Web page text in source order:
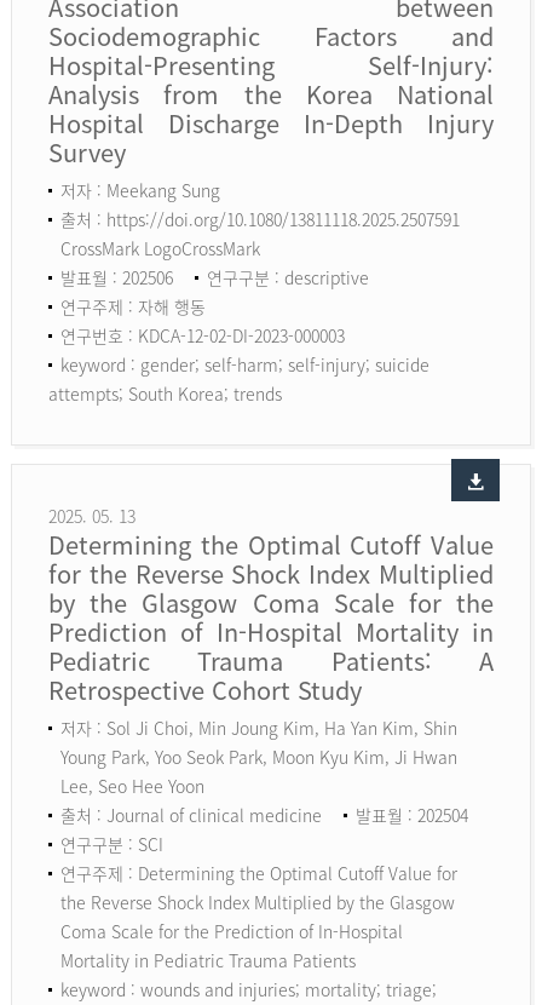
Sociodemographic Factors and
Hospital-Presenting Self-Injury:
Analysis from the Korea National
Hospital Discharge In-Depth Injury
Survey
저자 : Meekang Sung
출처 : https://doi.org/10.1080/13811118.2025.2507591
CrossMark LogoCrossMark
발표월 : 202506
연구구분 : descriptive
연구주제 : 자해 행동
연구번호 : KDCA-12-02-DI-2023-000003
keyword : gender; self-harm; self-injury; suicide
attempts; South Korea; trends
2025. 05. 13
Determining the Optimal Cutoff Value
for the Reverse Shock Index Multiplied
by the Glasgow Coma Scale for the
Prediction of In-Hospital Mortality in
Pediatric Trauma Patients: A
Retrospective Cohort Study
저자 : Sol Ji Choi, Min Joung Kim, Ha Yan Kim, Shin
Young Park, Yoo Seok Park, Moon Kyu Kim, Ji Hwan
Lee, Seo Hee Yoon
출처 : Journal of clinical medicine
발표월 : 202504
연구구분 : SCI
연구주제 : Determining the Optimal Cutoff Value for
the Reverse Shock Index Multiplied by the Glasgow
Coma Scale for the Prediction of In-Hospital
Mortality in Pediatric Trauma Patients
keyword : wounds and injuries; mortality; triage;